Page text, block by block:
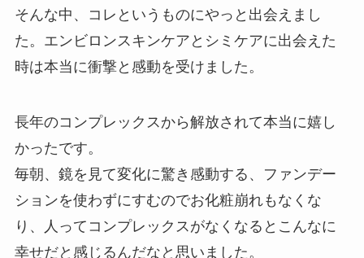
そんな中、コレというものにやっと出会えまし
た。エンビロンスキンケアとシミケアに出会えた
時は本当に衝撃と感動を受けました。
長年のコンプレックスから解放されて本当に嬉し
かったです。
毎朝、鏡を見て変化に驚き感動する、ファンデー
ションを使わずにすむのでお化粧崩れもなくな
り、人ってコンプレックスがなくなるとこんなに
幸せだと感じるんだなと思いました。